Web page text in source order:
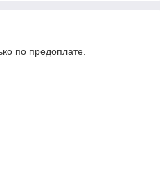
по предоплате.